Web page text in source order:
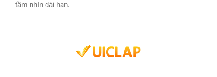
tầm nhìn dài hạn.